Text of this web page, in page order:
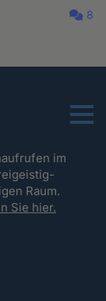
8
Menu
im
Raum.
Sie hier.